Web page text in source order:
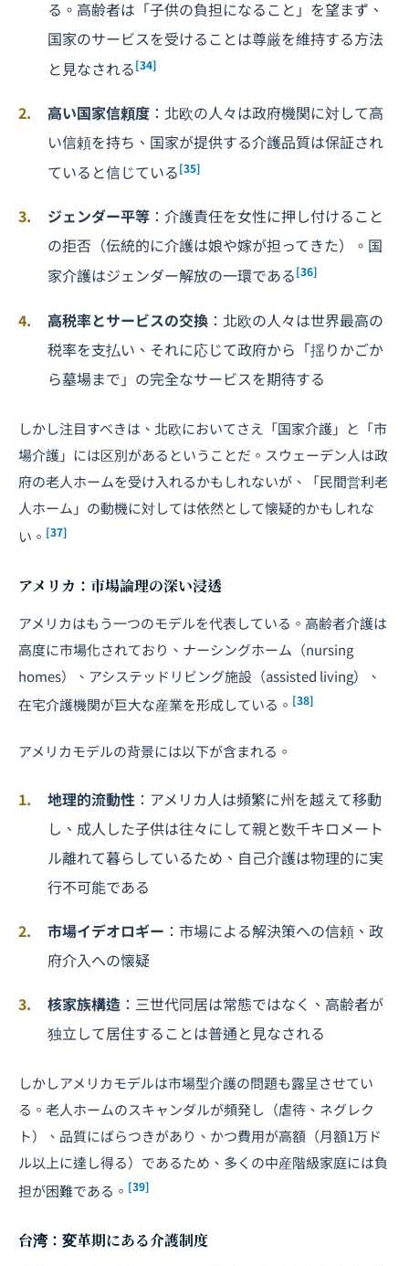
る。高齢者は「子供の負担になること」を望まず、
国家のサービスを受けることは尊厳を維持する方法
と見なされる[34]
高い国家信頼度 ：北欧の人々は政府機関に対して高
い信頼を持ち、国家が提供する介護品質は保証され
ていると信じている[35]
ジェンダー平等 ：介護責任を女性に押し付けること
の拒否（伝統的に介護は娘や嫁が担ってきた）。国
家介護はジェンダー解放の一環である[36]
高税率とサービスの交換 ：北欧の人々は世界最高の
税率を支払い、それに応じて政府から「揺りかごか
ら墓場まで」の完全なサービスを期待する
しかし注目すべきは、北欧においてさえ「国家介護」と「市
場介護」には区別があるということだ。スウェーデン人は政
府の老人ホームを受け入れるかもしれないが、「民間営利老
人ホーム」の動機に対しては依然として懐疑的かもしれな
い。 [37]
アメリカ：市場論理の深い浸透
アメリカはもう一つのモデルを代表している。高齢者介護は
高度に市場化されており、ナーシングホーム（nursing
homes）、アシステッドリビング施設（assisted living）、
在宅介護機関が巨大な産業を形成している。 [38]
アメリカモデルの背景には以下が含まれる。
地理的流動性 ：アメリカ人は頻繁に州を越えて移動
し、成人した子供は往々にして親と数千キロメート
ル離れて暮らしているため、自己介護は物理的に実
行不可能である
市場イデオロギー ：市場による解決策への信頼、政
府介入への懐疑
核家族構造 ：三世代同居は常態ではなく、高齢者が
独立して居住することは普通と見なされる
しかしアメリカモデルは市場型介護の問題も露呈させてい
る。老人ホームのスキャンダルが頻発し（虐待、ネグレク
ト）、品質にばらつきがあり、かつ費用が高額（月額1万ド
ル以上に達し得る）であるため、多くの中産階級家庭には負
担が困難である。 [39]
台湾：変革期にある介護制度